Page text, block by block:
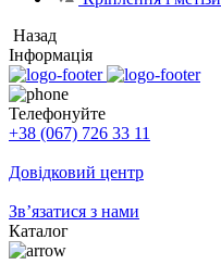
Назад
Інформація
Телефонуйте
+38 (067) 726 33 11
Довідковий центр
Зв’язатися з нами
Каталог